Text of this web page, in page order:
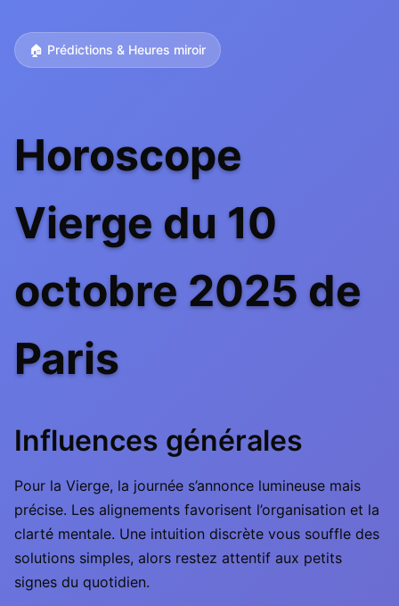
🏠 Prédictions & Heures miroir
Horoscope
Vierge du 10
octobre 2025 de
Paris
Influences générales
Pour la Vierge, la journée s’annonce lumineuse mais
précise. Les alignements favorisent l’organisation et la
clarté mentale. Une intuition discrète vous souffle des
solutions simples, alors restez attentif aux petits
signes du quotidien.